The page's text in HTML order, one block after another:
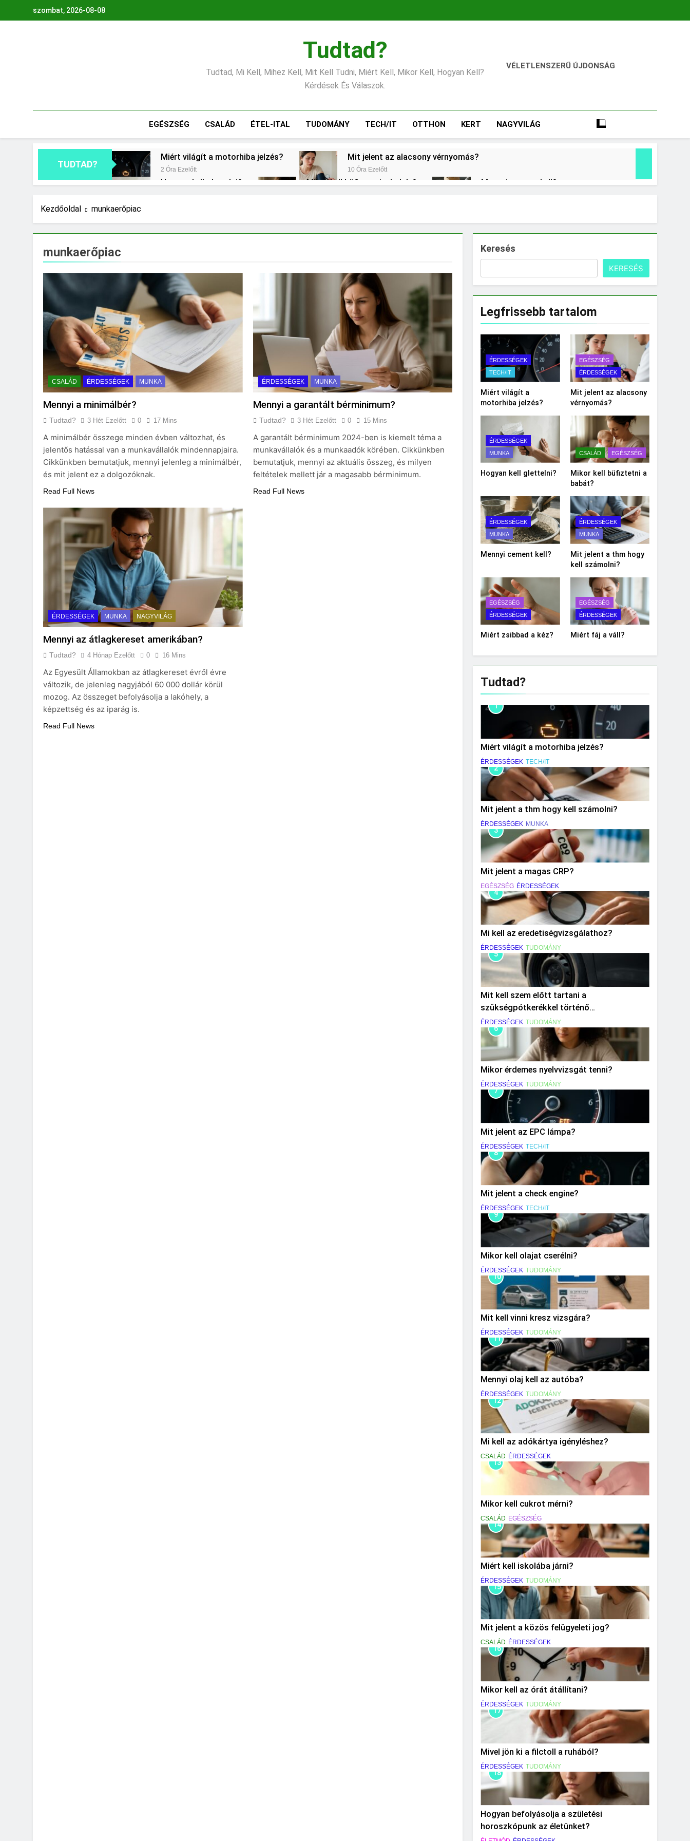
szombat, 2026-08-08
Tudtad?
Tudtad, Mi Kell, Mihez Kell, Mit Kell Tudni, Miért Kell, Mikor Kell, Hogyan Kell?
Kérdések És Válaszok.
VÉLETLENSZERŰ ÚJDONSÁG
EGÉSZSÉG CSALÁD ÉTEL-ITAL TUDOMÁNY TECH/IT OTTHON KERT NAGYVILÁG
TUDTAD?
Miért világít a motorhiba jelzés?
2 Óra Ezelőtt
Mit jelent az alacsony vérnyomás?
10 Óra Ezelőtt
Hogyan kell glettelni? Mikor kell büfiztetni a babát? Mennyi cement kell?
Mire jó a kollagén? Mennyi a végkielégítés?
Kezdőoldal munkaerőpiac
munkaerőpiac
CSALÁD ÉRDESSÉGEK MUNKA
Mennyi a minimálbér?
Tudtad? 3 Hét Ezelőtt 0 17 Mins
A minimálbér összege minden évben változhat, és
jelentős hatással van a munkavállalók mindennapjaira.
Cikkünkben bemutatjuk, mennyi jelenleg a minimálbér,
és mit jelent ez a dolgozóknak.
Read Full News
ÉRDESSÉGEK MUNKA
Mennyi a garantált bérminimum?
Tudtad? 3 Hét Ezelőtt 0 15 Mins
A garantált bérminimum 2024-ben is kiemelt téma a
munkavállalók és a munkaadók körében. Cikkünkben
bemutatjuk, mennyi az aktuális összeg, és milyen
feltételek mellett jár a magasabb bérminimum.
Read Full News
ÉRDESSÉGEK MUNKA NAGYVILÁG
Mennyi az átlagkereset amerikában?
Tudtad? 4 Hónap Ezelőtt 0 16 Mins
Az Egyesült Államokban az átlagkereset évről évre
változik, de jelenleg nagyjából 60 000 dollár körül
mozog. Az összeget befolyásolja a lakóhely, a
képzettség és az iparág is.
Read Full News
Keresés
KERESÉS
Legfrissebb tartalom
ÉRDESSÉGEK
TECH/IT
Miért világít a
motorhiba jelzés?
EGÉSZSÉG
ÉRDESSÉGEK
Mit jelent az alacsony
vérnyomás?
ÉRDESSÉGEK
MUNKA
Hogyan kell glettelni?
CSALÁD EGÉSZSÉG
Mikor kell büfiztetni a
babát?
ÉRDESSÉGEK
MUNKA
Mennyi cement kell?
ÉRDESSÉGEK
MUNKA
Mit jelent a thm hogy
kell számolni?
EGÉSZSÉG
ÉRDESSÉGEK
Miért zsibbad a kéz?
EGÉSZSÉG
ÉRDESSÉGEK
Miért fáj a váll?
Tudtad?
1
Miért világít a motorhiba jelzés?
ÉRDESSÉGEK TECH/IT
2
Mit jelent a thm hogy kell számolni?
ÉRDESSÉGEK MUNKA
3
Mit jelent a magas CRP?
EGÉSZSÉG ÉRDESSÉGEK
4
Mi kell az eredetiségvizsgálathoz?
ÉRDESSÉGEK TUDOMÁNY
5
Mit kell szem előtt tartani a
szükségpótkerékkel történő
közlekedéskor?
ÉRDESSÉGEK TUDOMÁNY
6
Mikor érdemes nyelvvizsgát tenni?
ÉRDESSÉGEK TUDOMÁNY
7
Mit jelent az EPC lámpa?
ÉRDESSÉGEK TECH/IT
8
Mit jelent a check engine?
ÉRDESSÉGEK TECH/IT
9
Mikor kell olajat cserélni?
ÉRDESSÉGEK TUDOMÁNY
10
Mit kell vinni kresz vizsgára?
ÉRDESSÉGEK TUDOMÁNY
11
Mennyi olaj kell az autóba?
ÉRDESSÉGEK TUDOMÁNY
12
Mi kell az adókártya igényléshez?
CSALÁD ÉRDESSÉGEK
13
Mikor kell cukrot mérni?
CSALÁD EGÉSZSÉG
14
Miért kell iskolába járni?
ÉRDESSÉGEK TUDOMÁNY
15
Mit jelent a közös felügyeleti jog?
CSALÁD ÉRDESSÉGEK
16
Mikor kell az órát átállítani?
ÉRDESSÉGEK TUDOMÁNY
17
Mivel jön ki a filctoll a ruhából?
ÉRDESSÉGEK TUDOMÁNY
18
Hogyan befolyásolja a születési
horoszkópunk az életünket?